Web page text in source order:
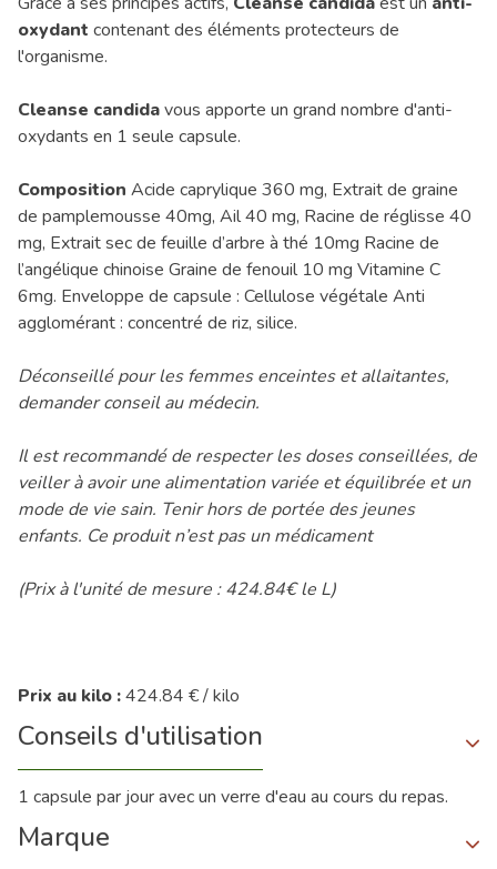
oxydant contenant des éléments protecteurs de
l'organisme.
Cleanse candidavous apporte un grand nombre d'anti-
oxydants en 1 seule capsule.
Composition Acide caprylique 360 mg, Extrait de graine
de pamplemousse 40mg, Ail 40 mg, Racine de réglisse 40
mg, Extrait sec de feuille d’arbre à thé 10mg Racine de
l’angélique chinoise Graine de fenouil 10 mg Vitamine C
6mg. Enveloppe de capsule : Cellulose végétale Anti
agglomérant : concentré de riz, silice.
Déconseillé pour les femmes enceintes et allaitantes,
demander conseil au médecin.
Il est recommandé de respecter les doses conseillées, de
veiller à avoir une alimentation variée et équilibrée et un
mode de vie sain. Tenir hors de portée des jeunes
enfants. Ce produit n’est pas un médicament
(Prix à l'unité de mesure : 424.84€ le L)
Prix au kilo :424.84 € / kilo
Conseils d'utilisation
1 capsule par jour avec un verre d'eau au cours du repas.
Marque